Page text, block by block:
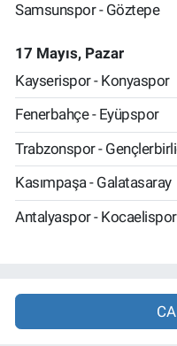
Samsunspor - Göztepe
17 Mayıs, Pazar
Kayserispor - Konyaspor
Fenerbahçe - Eyüpspor
Trabzonspor -
Kasımpaşa - Galatasaray
Antalyaspor - Kocaelispor